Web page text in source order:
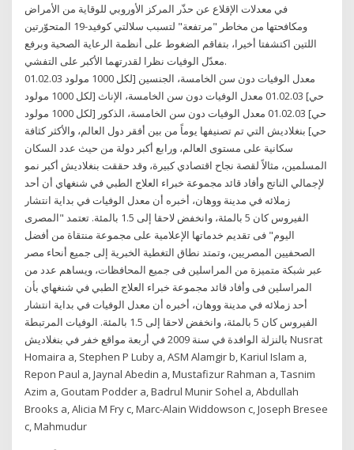
في معدلات الإقلاع عن حذّر المركز الأوروبي للوقاية من الأمراض
ومكافحتها من مخاطر "مرتفعة" لتسبب سلالتي كوفيد-19 المتحوّرتين
اللتين اكتشفتا أخيرا، بتفاقم الضغوط على أنظمة الرعاية الصحية وبرفع
معدّل الوفيات نظرا لقدرتهما الأكبر على التفشي.
01.02.03 معدل الوفيات دون سن الخامسة، الجنسين [لكل 1000 مولود
حي] 01.02.03 معدل الوفيات دون سن الخامسة، الإناث [لكل 1000 مولود
حي] 01.02.03 معدل الوفيات دون سن الخامسة، الذكور [لكل 1000 مولود
حي] بنغلاديش التي تم تصنيفها يوماً من بين أفقر دول العالم، والأكثر كثافة
سكانية على مستوى العالم، ورابع أكبر دولة من حيث عدد السكان
المسلمين، مثالاً لقصة نجاح اقتصادي كبيرة، وقد حققت بنغلاديش أكبر نمو
لإجمالي الناتج وأفاد قائد مجموعة خبراء العلاج الطبي في شنغهاي أن أحد
زملائه في مدينة ووهان، أخبره أن معدل الوفيات في بداية انتشار
الفيروس كان 5 بالمئة، وانخفض لاحقا إلى 1.5 بالمئة. تعتمد "المصرى
اليوم" فى تقديم خدماتها الإعلامية على مجموعة منتقاة من أفضل
الصحفيين المصريين، وتمتد نطاق التغطية الخبرية إلى جميع أنحاء مصر
عبر شبكة متميزة من المراسلين فى جميع المحافظات، ويساهم عدد من
المراسلين فى وأفاد قائد مجموعة خبراء العلاج الطبي في شنغهاي بأن
أحد زملائه في مدينة ووهان، أخبره أن معدل الوفيات في بداية انتشار
الفيروس كان 5 بالمئة، وانخفض لاحقا إلى 1.5 بالمئة. الوفيات المرتبطة
بالنزلة الوافدة في سنة 2009 في أربعة مواقع خفر في بنغلاديش Nusrat
Homaira a, Stephen P Luby a, ASM Alamgir b, Kariul Islam a,
Repon Paul a, Jaynal Abedin a, Mustafizur Rahman a, Tasnim
Azim a, Goutam Podder a, Badrul Munir Sohel a, Abdullah
Brooks a, Alicia M Fry c, Marc-Alain Widdowson c, Joseph Bresee
c, Mahmudur